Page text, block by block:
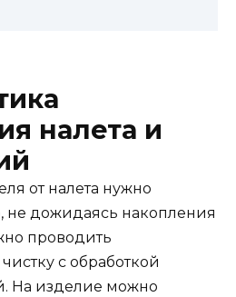
налета и
от налета нужно
не дожидаясь накопления
проводить
с обработкой
На изделие можно